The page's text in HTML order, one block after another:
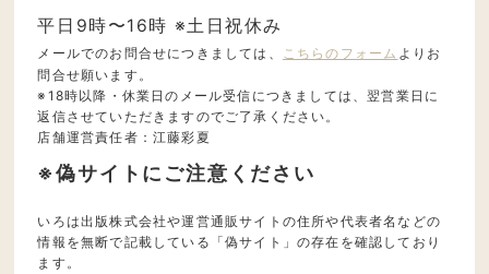
平日9時〜16時 ※土日祝休み
メールでのお問合せにつきましては、 こちらのフォーム よりお
問合せ願います。
※18時以降・休業日のメール受信につきましては、翌営業日に
返信させていただきますのでご了承ください。
店舗運営責任者：江藤彩夏
※偽サイトにご注意ください
いろは出版株式会社や運営通販サイトの住所や代表者名などの
情報を無断で記載している「偽サイト」の存在を確認しており
ます。